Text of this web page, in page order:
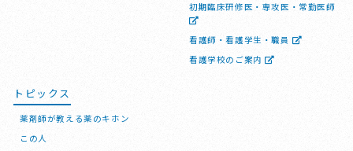
初期臨床研修医・専攻医・常勤医師
看護師・看護学生・職員
看護学校のご案内
トピックス
薬剤師が教える薬のキホン
この人